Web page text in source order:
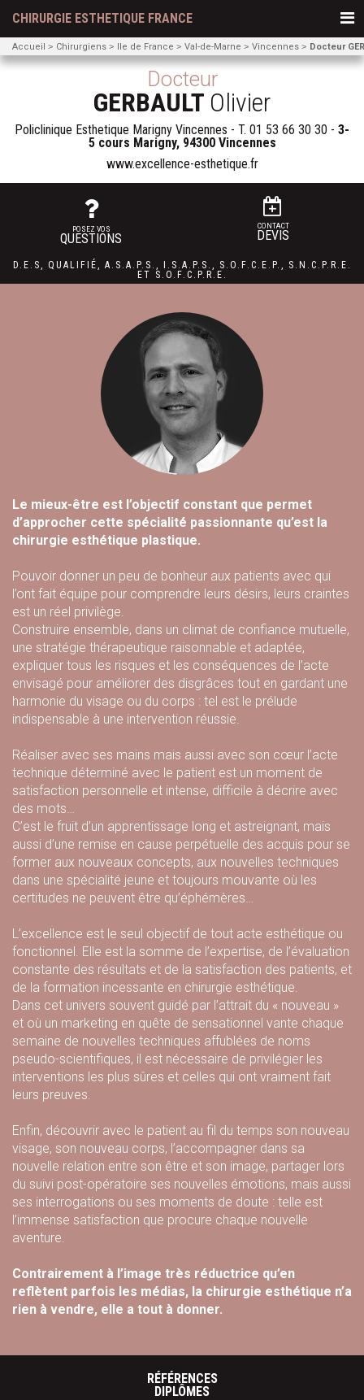
CHIRURGIE ESTHETIQUE FRANCE
Accueil Chirurgiens Ile de France Val-de-Marne Vincennes Docteur
Docteur
GERBAULT Olivier
Policlinique Esthetique Marigny Vincennes - T. 01 53 66 30 30 - 3-
5 cours Marigny, 94300 Vincennes
www.excellence-esthetique.fr
POSEZ VOS
QUESTIONS
CONTACT
DEVIS
D.E.S, QUALIFIÉ, A.S.A.P.S. , I.S.A.P.S. , S.O.F.C.E.P., S.N.C.P.R.E.
ET S.O.F.C.P.R.E.
Le mieux-être est l’objectif constant que permet
d’approcher cette spécialité passionnante qu’est la
chirurgie esthétique plastique.
Pouvoir donner un peu de bonheur aux patients avec qui
l’ont fait équipe pour comprendre leurs désirs, leurs craintes
est un réel privilège.
Construire ensemble, dans un climat de confiance mutuelle,
une stratégie thérapeutique raisonnable et adaptée,
expliquer tous les risques et les conséquences de l’acte
envisagé pour améliorer des disgrâces tout en gardant une
harmonie du visage ou du corps : tel est le prélude
indispensable à une intervention réussie.
Réaliser avec ses mains mais aussi avec son cœur l’acte
technique déterminé avec le patient est un moment de
satisfaction personnelle et intense, difficile à décrire avec
des mots…
C’est le fruit d’un apprentissage long et astreignant, mais
aussi d’une remise en cause perpétuelle des acquis pour se
former aux nouveaux concepts, aux nouvelles techniques
dans une spécialité jeune et toujours mouvante où les
certitudes ne peuvent être qu’éphémères…
L’excellence est le seul objectif de tout acte esthétique ou
fonctionnel. Elle est la somme de l’expertise, de l’évaluation
constante des résultats et de la satisfaction des patients, et
de la formation incessante en chirurgie esthétique.
Dans cet univers souvent guidé par l’attrait du « nouveau »
et où un marketing en quête de sensationnel vante chaque
semaine de nouvelles techniques affublées de noms
pseudo-scientifiques, il est nécessaire de privilégier les
interventions les plus sûres et celles qui ont vraiment fait
leurs preuves.
Enfin, découvrir avec le patient au fil du temps son nouveau
visage, son nouveau corps, l’accompagner dans sa
nouvelle relation entre son être et son image, partager lors
du suivi post-opératoire ses nouvelles émotions, mais aussi
ses interrogations ou ses moments de doute : telle est
l’immense satisfaction que procure chaque nouvelle
aventure.
Contrairement à l’image très réductrice qu’en
reflètent parfois les médias, la chirurgie esthétique n’a
rien à vendre, elle a tout à donner.
RÉFÉRENCES
DIPLÔMES